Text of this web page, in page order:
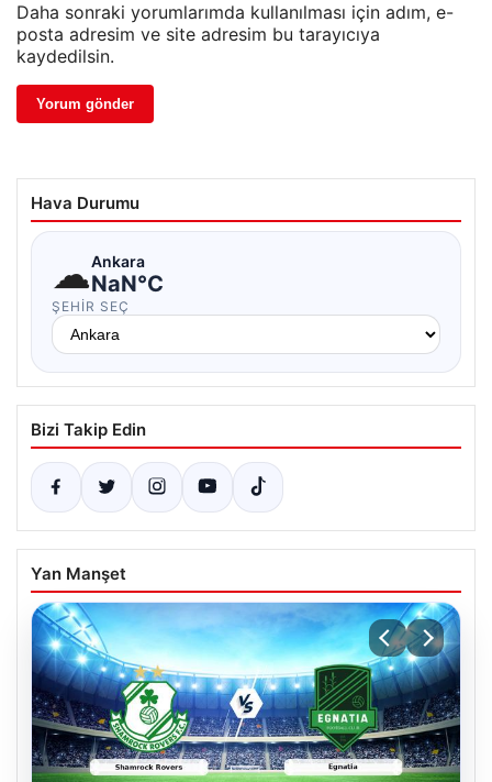
Daha sonraki yorumlarımda kullanılması için adım, e-
posta adresim ve site adresim bu tarayıcıya
kaydedilsin.
Hava Durumu
☁Ankara
NaN°C
ŞEHIR SEÇ
Bizi Takip Edin
Yan Manşet